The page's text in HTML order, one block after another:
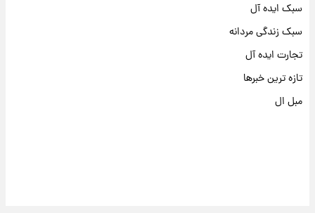
سبک ایده آل
سبک زندگی مردانه
تجارت ایده آل
تازه ترین خبرها
مبل ال